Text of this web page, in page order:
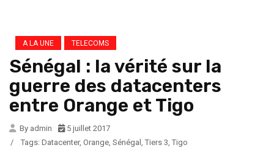
A LA UNE TELECOMS
Sénégal : la vérité sur la
guerre des datacenters
entre Orange et Tigo
By admin
5 juillet 2017
/
Tags: Datacenter, Orange Sénégal Tiers 3 Tigo